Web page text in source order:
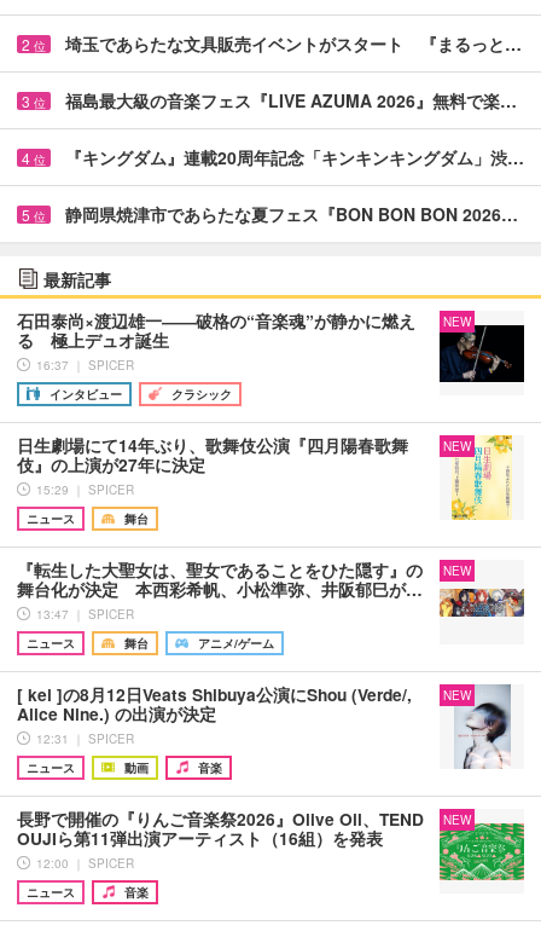
2 位 埼玉であらたな文具販売イベントがスタート 『まるっと…
3 位 福島最大級の音楽フェス『LIVE AZUMA 2026』無料で楽…
4 位 『キングダム』連載20周年記念「キンキンキングダム」渋…
5 位 静岡県焼津市であらたな夏フェス『BON BON BON 2026…
最新記事
石田泰尚×渡辺雄一――破格の“音楽魂”が静かに燃え
る 極上デュオ誕生
16:37 ｜ SPICER
インタビュー
クラシック
NEW
日生劇場にて14年ぶり、歌舞伎公演『四月陽春歌舞
伎』の上演が27年に決定
15:29 ｜ SPICER
ニュース
舞台
NEW
『転生した大聖女は、聖女であることをひた隠す』の
舞台化が決定 本西彩希帆、小松準弥、井阪郁巳が…
13:47 ｜ SPICER
ニュース
舞台 アニメ/ゲーム
NEW
[ kei ]の8月12日Veats Shibuya公演にShou (Verde/,
Alice Nine.) の出演が決定
12:31 ｜ SPICER
ニュース
動画 音楽
NEW
長野で開催の『りんご音楽祭2026』Olive Oil、TEND
OUJIら第11弾出演アーティスト（16組）を発表
12:00 ｜ SPICER
ニュース
音楽
NEW